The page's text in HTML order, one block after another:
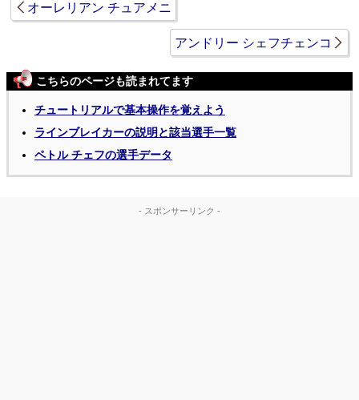
オーレリアン チュアメニ
アンドリー シェフチェンコ
こちらのページも読まれてます
チュートリアルで基本操作を覚えよう
ラインブレイカーの説明と該当選手一覧
ペトル チェフの選手データ
- スポンサーリンク -